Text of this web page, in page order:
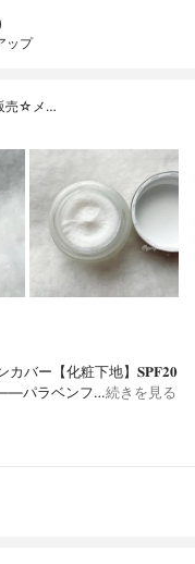
ップ
売☆メ…
ー【化粧下地】𝐒𝐏𝐅𝟐𝟎
パラベンフ…続きを見る